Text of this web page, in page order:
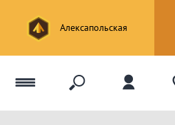
Алексапольская